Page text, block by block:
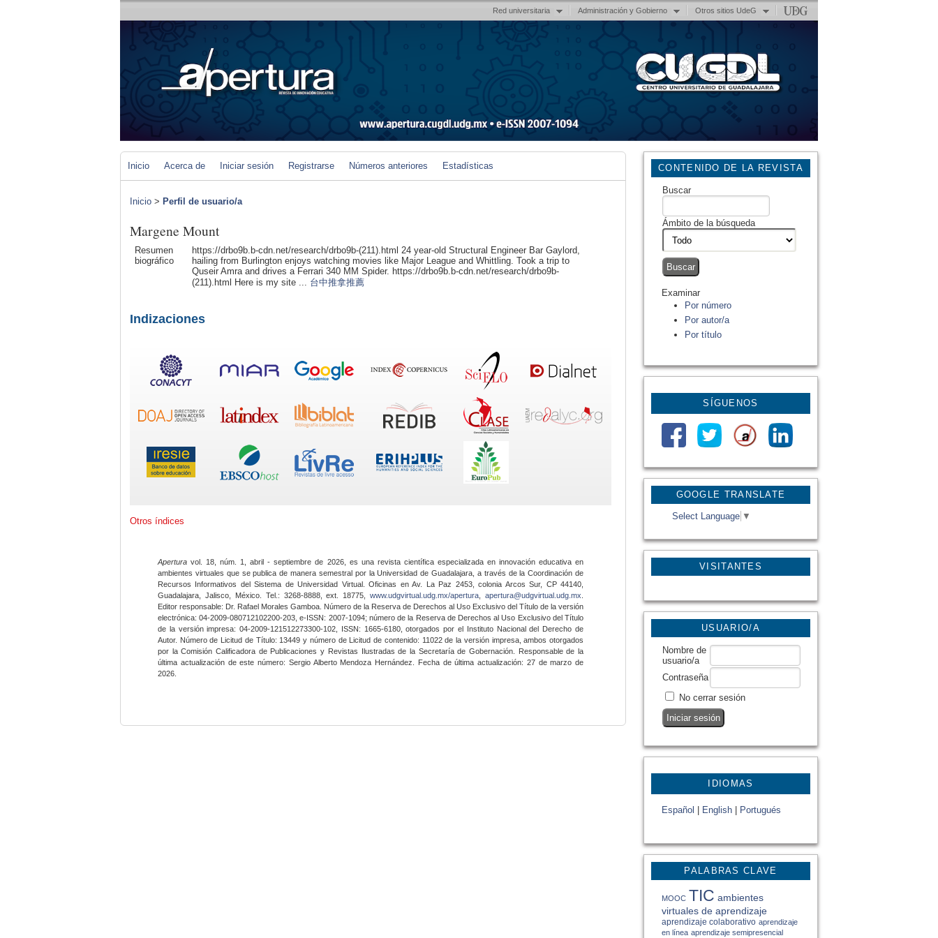
Red universitaria Administración y Gobierno Otros sitios UdeG
GOOGLE TRANSLATE
Select Language ▼
VISITANTES
CONTENIDO DE LA REVISTA
Buscar
Ámbito de la búsqueda
Examinar
Por número
Por autor/a
Por título
SÍGUENOS
USUARIO/A
Nombre de
usuario/a
Contraseña
No cerrar sesión
IDIOMAS
Español English Portugués
PALABRAS CLAVE
MOOC TIC ambientes
virtuales de aprendizaje
aprendizaje colaborativo aprendizaje
en línea aprendizaje semipresencial
Inicio Acerca de Iniciar sesión Registrarse Números anteriores Estadísticas
Inicio > Perfil de usuario/a
Margene Mount
Resumen
biográfico
https://drbo9b.b-cdn.net/research/drbo9b-(211).html 24 year-old Structural Engineer Bar Gaylord,
hailing from Burlington enjoys watching movies like Major League and Whittling. Took a trip to
Quseir Amra and drives a Ferrari 340 MM Spider. https://drbo9b.b-cdn.net/research/drbo9b-
(211).html Here is my site ... 台中推拿推薦
Indizaciones
Otros índices
Apertura vol. 18, núm. 1, abril - septiembre de 2026, es una revista científica especializada en innovación educativa en
ambientes virtuales que se publica de manera semestral por la Universidad de Guadalajara, a través de la Coordinación de
Recursos Informativos del Sistema de Universidad Virtual. Oficinas en Av. La Paz 2453, colonia Arcos Sur, CP 44140,
Guadalajara, Jalisco, México. Tel.: 3268-8888, ext. 18775,www.udgvirtual.udg.mx/apertura apertura@udgvirtual.udg.mx
Editor responsable: Dr. Rafael Morales Gamboa. Número de la Reserva de Derechos al Uso Exclusivo del Título de la versión
electrónica: 04-2009-080712102200-203, e-ISSN: 2007-1094; número de la Reserva de Derechos al Uso Exclusivo del Título
de la versión impresa: 04-2009-121512273300-102, ISSN: 1665-6180, otorgados por el Instituto Nacional del Derecho de
Autor. Número de Licitud de Título: 13449 y número de Licitud de contenido: 11022 de la versión impresa, ambos otorgados
por la Comisión Calificadora de Publicaciones y Revistas Ilustradas de la Secretaría de Gobernación. Responsable de la
última actualización de este número: Sergio Alberto Mendoza Hernández. Fecha de última actualización: 27 de marzo de
2026.